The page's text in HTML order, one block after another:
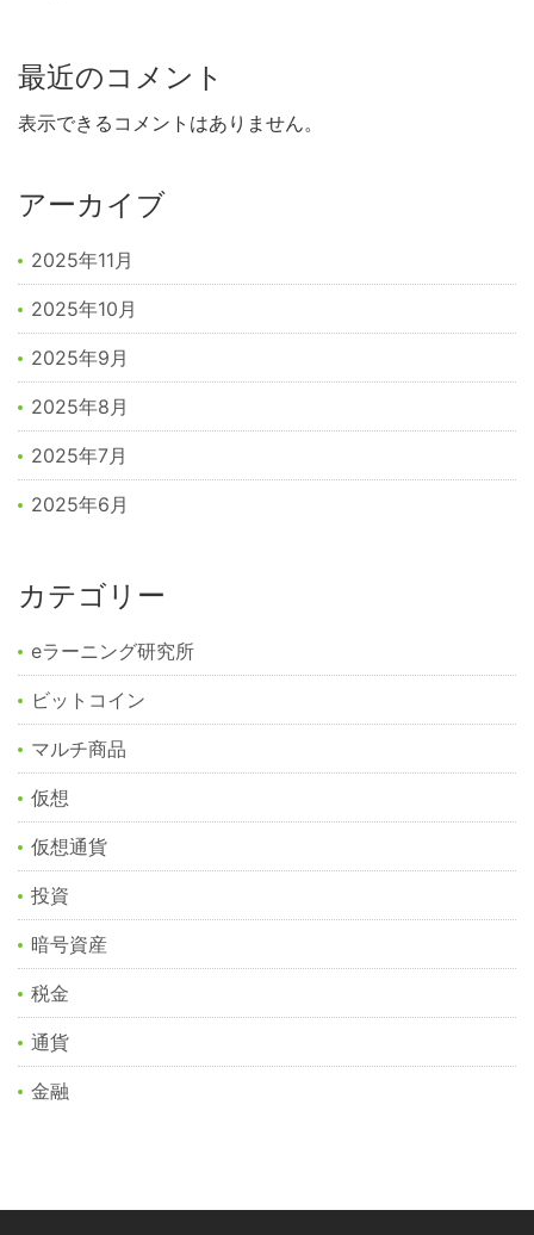
最近のコメント
表示できるコメントはありません。
アーカイブ
2025年11月
2025年10月
2025年9月
2025年8月
2025年7月
2025年6月
カテゴリー
eラーニング研究所
ビットコイン
マルチ商品
仮想
仮想通貨
投資
暗号資産
税金
通貨
金融